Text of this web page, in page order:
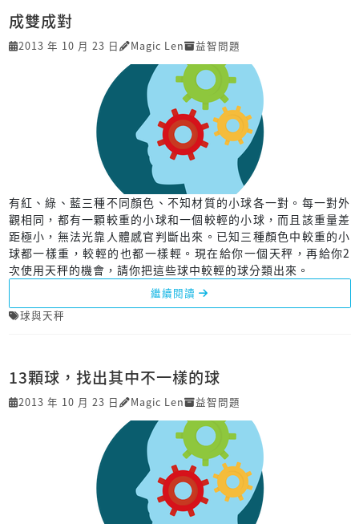
成雙成對
2013 年 10 月 23 日 Magic Len 益智問題
有紅、綠、藍三種不同顏色、不知材質的小球各一對。每一對外
觀相同，都有一顆較重的小球和一個較輕的小球，而且該重量差
距極小，無法光靠人體感官判斷出來。已知三種顏色中較重的小
球都一樣重，較輕的也都一樣輕。現在給你一個天秤，再給你2
次使用天秤的機會，請你把這些球中較輕的球分類出來。
繼續閱讀
球與天秤
13顆球，找出其中不一樣的球
2013 年 10 月 23 日 Magic Len 益智問題